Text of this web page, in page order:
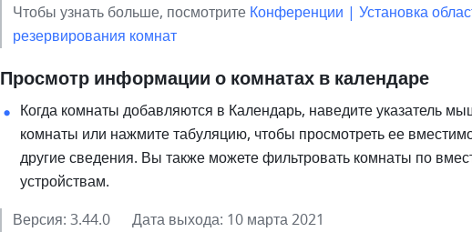
Чтобы узнать больше, посмотрите Конференции | Установка
резервирования комнат
Просмотр информации о комнатах в календаре
Когда комнаты добавляются в Календарь, наведите указатель
комнаты или нажмите табуляцию, чтобы просмотреть ее
другие сведения. Вы также можете фильтровать комнаты по
устройствам.
Версия: 3.44.0      Дата выхода: 10 марта 2021